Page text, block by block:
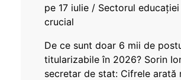
pe 17 iulie / Sectorul
crucial
De ce sunt doar 6 mii de
titularizabile în 2026? Sorin
secretar de stat: Cifrele arată